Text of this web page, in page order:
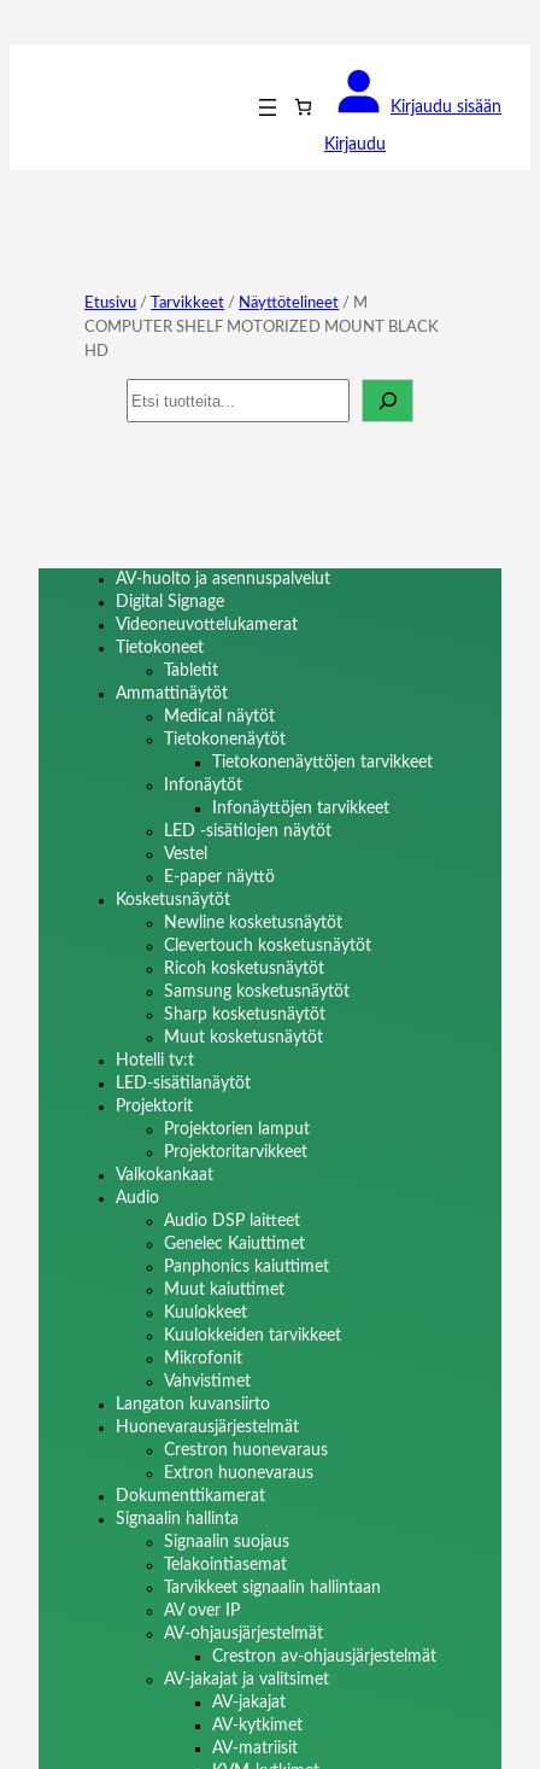
Kirjaudu
Kirjaudu sisään
Etusivu / Tarvikkeet / Näyttötelineet / M
COMPUTER SHELF MOTORIZED MOUNT BLACK
HD
Haku
AV-huolto ja asennuspalvelut
Digital Signage
Videoneuvottelukamerat
Tietokoneet
Tabletit
Ammattinäytöt
Medical näytöt
Tietokonenäytöt
Tietokonenäyttöjen tarvikkeet
Infonäytöt
Infonäyttöjen tarvikkeet
LED -sisätilojen näytöt
Vestel
E-paper näyttö
Kosketusnäytöt
Newline kosketusnäytöt
Clevertouch kosketusnäytöt
Ricoh kosketusnäytöt
Samsung kosketusnäytöt
Sharp kosketusnäytöt
Muut kosketusnäytöt
Hotelli tv:t
LED-sisätilanäytöt
Projektorit
Projektorien lamput
Projektoritarvikkeet
Valkokankaat
Audio
Audio DSP laitteet
Genelec Kaiuttimet
Panphonics kaiuttimet
Muut kaiuttimet
Kuulokkeet
Kuulokkeiden tarvikkeet
Mikrofonit
Vahvistimet
Langaton kuvansiirto
Huonevarausjärjestelmät
Crestron huonevaraus
Extron huonevaraus
Dokumenttikamerat
Signaalin hallinta
Signaalin suojaus
Telakointiasemat
Tarvikkeet signaalin hallintaan
AV over IP
AV-ohjausjärjestelmät
Crestron av-ohjausjärjestelmät
AV-jakajat ja valitsimet
AV-jakajat
AV-kytkimet
AV-matriisit